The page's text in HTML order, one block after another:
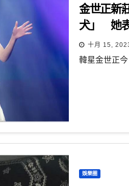
金世正新
犬」 她
十月 15,
韓星金世正
娛樂圈